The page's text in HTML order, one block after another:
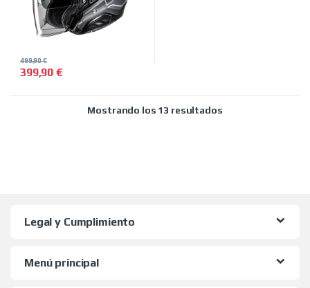
399,90€
499,90€
Este producto tiene múltiples variantes. Las opciones se
Mostrando los 13 resultadosOrdenado por
Legal y Cumplimiento
Menú principal